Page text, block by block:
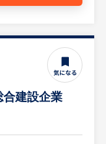
オニアであり、「ホ
ブランドなどで国内
ィングカンパニーで
造、企画・販売まで
して行う体制を強み
業ポートフォリオを
より極めて高い経営
建設企業